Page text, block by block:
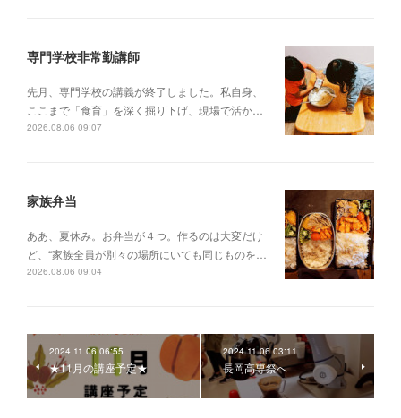
専門学校非常勤講師
先月、専門学校の講義が終了しました。私自身、
ここまで「食育」を深く掘り下げ、現場で活か…
2026.08.06 09:07
家族弁当
ああ、夏休み。お弁当が４つ。作るのは大変だけ
ど、“家族全員が別々の場所にいても同じものを…
2026.08.06 09:04
2024.11.06 06:55
★11月の講座予定★
2024.11.06 03:11
長岡高専祭へ